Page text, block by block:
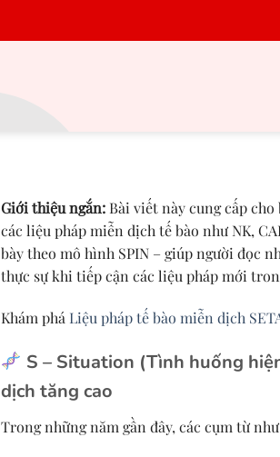
Giới thiệu ngắn: Bài viết này cung cấp
các liệu pháp miễn dịch tế bào như NK,
bày theo mô hình SPIN – giúp người đọc
thực sự khi tiếp cận các liệu pháp mới
Khám phá Liệu pháp tế bào miễn dịch
S – Situation (Tình huống
dịch tăng cao
Trong những năm gần đây, các cụm từ